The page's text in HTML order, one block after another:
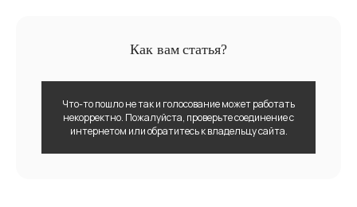
Как вам статья?
Что-то пошло не так и голосование может работать
некорректно. Пожалуйста, проверьте соединение с
интернетом или обратитесь к владельцу сайта.